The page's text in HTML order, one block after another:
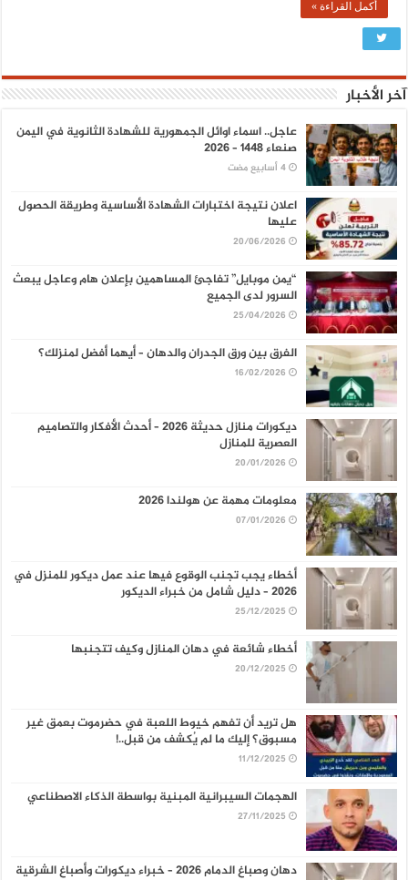
أكمل القراءة »
آخر الأخبار
عاجل.. اسماء اوائل الجمهورية للشهادة الثانوية في اليمن
صنعاء 1448 – 2026
اعلان نتيجة اختبارات الشهادة الأساسية وطريقة الحصول
عليها
20/06/2026
“يمن موبايل” تفاجئ المساهمين بإعلان هام وعاجل يبعث
السرور لدى الجميع
25/04/2026
الفرق بين ورق الجدران والدهان – أيهما أفضل لمنزلك؟
16/02/2026
ديكورات منازل حديثة 2026 – أحدث الأفكار والتصاميم
العصرية للمنازل
20/01/2026
معلومات مهمة عن هولندا 2026
07/01/2026
أخطاء يجب تجنب الوقوع فيها عند عمل ديكور للمنزل في
2026 – دليل شامل من خبراء الديكور
25/12/2025
أخطاء شائعة في دهان المنازل وكيف تتجنبها
20/12/2025
هل تريد أن تفهم خيوط اللعبة في حضرموت بعمق غير
مسبوق؟ إليك ما لم يُكشف من قبل..!
11/12/2025
الهجمات السيبرانية المبنية بواسطة الذكاء الاصطناعي
27/11/2025
دهان وصباغ الدمام 2026 – خبراء ديكورات وأصباغ الشرقية